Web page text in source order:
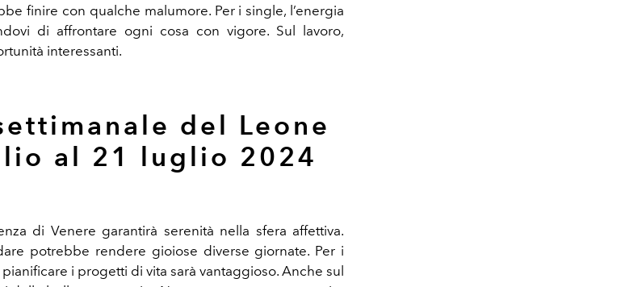
finire con qualche malumore. Per i single, l’energia
di affrontare ogni cosa con vigore. Sul lavoro,
interessanti.
del Leone
al 21 luglio 2024
di Venere garantirà serenità nella sfera affettiva.
potrebbe rendere gioiose diverse giornate. Per i
i progetti di vita sarà vantaggioso. Anche sul